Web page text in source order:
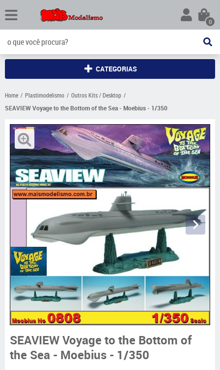
0
CATEGORIAS
Home Plastimodelismo
Outros Kits / Desktop
SEAVIEW Voyage to the Bottom of the Sea - Moebius - 1/350
SEAVIEW Voyage to the Bottom of
the Sea - Moebius - 1/350